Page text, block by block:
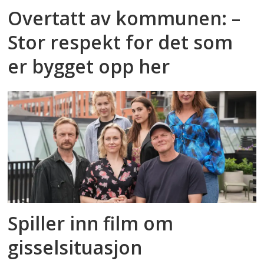
Overtatt av kommunen: –
Stor respekt for det som
er bygget opp her
Spiller inn film om
gisselsituasjon